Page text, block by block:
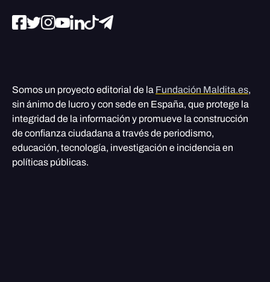
Somos un proyecto editorial de la Fundación Maldita.es,
sin ánimo de lucro y con sede en España, que protege la
integridad de la información y promueve la construcción
de confianza ciudadana a través de periodismo,
educación, tecnología, investigación e incidencia en
políticas públicas.